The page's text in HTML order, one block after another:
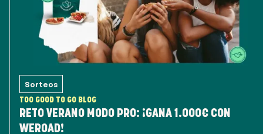
Sorteos
TOO GOOD TO GO BLOG
RETO VERANO MODO PRO: ¡GANA 1.000€ CON
WEROAD!